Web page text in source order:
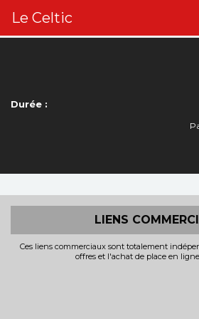
Le Celtic
Durée :
LIENS
Ces liens commerciaux sont totalement
offres et l'achat de place en